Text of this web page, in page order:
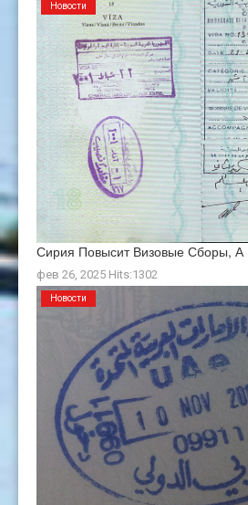
Сирия Повысит Визовые Сборы,
фев 26, 2025 Hits:1302
Новости
Новости